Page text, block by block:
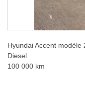
Hyundai Accent modèle
Diesel
100 000 km